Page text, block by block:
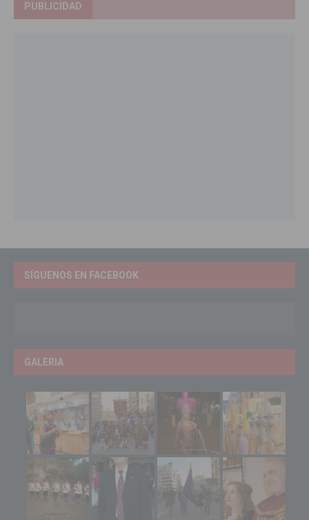
PUBLICIDAD
SÍGUENOS EN FACEBOOK
GALERIA